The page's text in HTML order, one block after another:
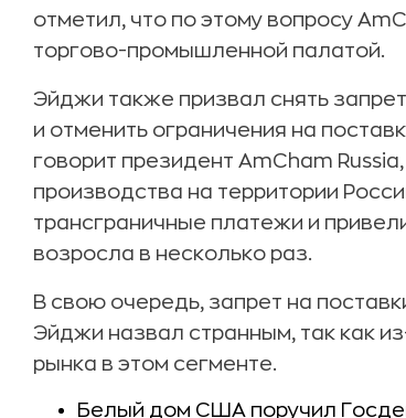
отметил, что по этому вопросу
торгово-промышленной палатой.
Эйджи также призвал снять
и отменить ограничения на
говорит президент AmCham
производства на территории
трансграничные платежи и
возросла в несколько раз.
В свою очередь, запрет на
Эйджи назвал странным, так как
рынка в этом сегменте.
Белый дом США поручил